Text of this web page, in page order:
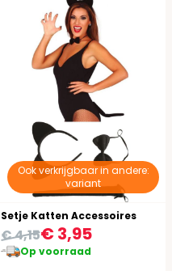
Ook verkrijgbaar in andere:
variant
Setje Katten Accessoires
€ 3,95
€ 4,15
Op voorraad